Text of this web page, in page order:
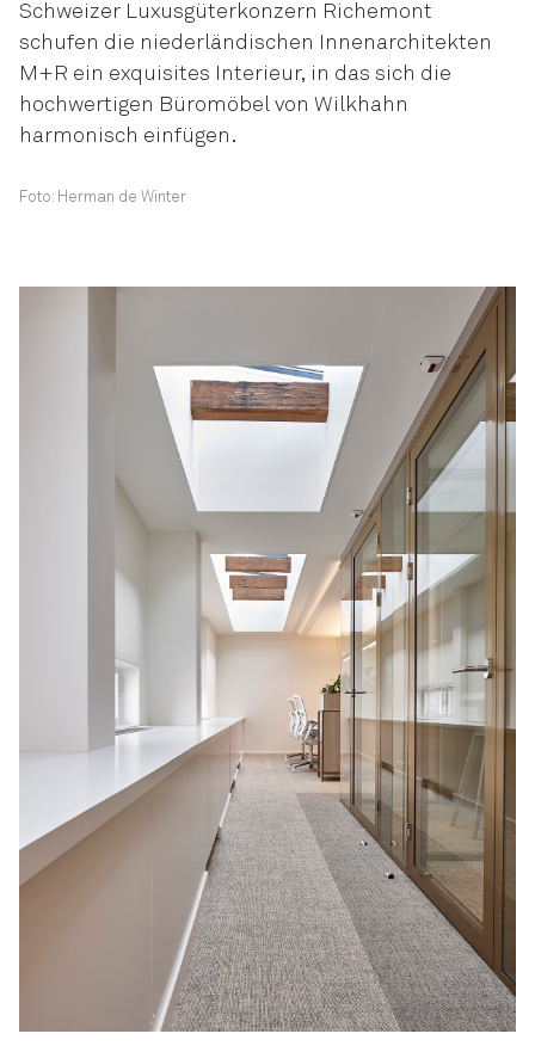
Schweizer Luxusgüterkonzern Richemont
schufen die niederländischen Innenarchitekten
M+R ein exquisites Interieur, in das sich die
hochwertigen Büromöbel von Wilkhahn
harmonisch einfügen.
Foto: Herman de Winter